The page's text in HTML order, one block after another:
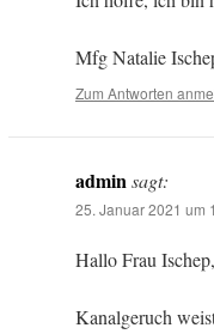
Mfg Natalie
Zum Antworten
adminsagt:
25. Januar 2021 um
Hallo Frau Ischep,
Kanalgeruch